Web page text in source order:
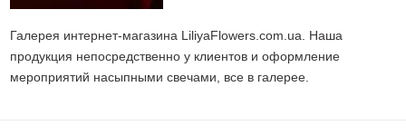
Галерея интернет-магазина LiliyaFlowers.com.ua. Наша
продукция непосредственно у клиентов и оформление
мероприятий насыпными свечами, все в галерее.